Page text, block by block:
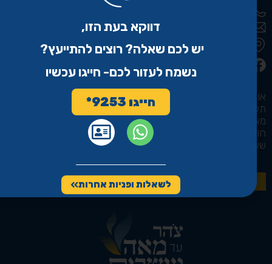
ad120@tzohar.org.il
רחוב המלאכה 9, לוד
אודות
תקשורת
מאמרים
חוקים ותקנות
שאלות ותשובות
דווקא בעת הזו,
יש לכם שאלה? רוצים להתייעץ?
נשמח לעזור לכם- חייגו עכשיו
חייגו 9253*
לשאלות ופניות אחרות